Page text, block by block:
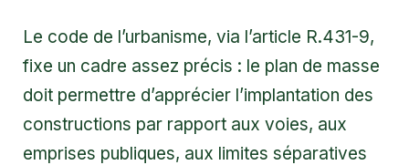
Le code de l’urbanisme, via l’article R.431-9,
fixe un cadre assez précis : le plan de masse
doit permettre d’apprécier l’implantation des
constructions par rapport aux voies, aux
emprises publiques, aux limites séparatives